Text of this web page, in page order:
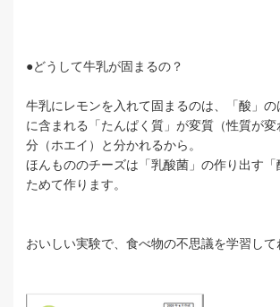
●どうして牛乳が固まるの？
牛乳にレモンを入れて固まるのは、「酸」
に含まれる「たんぱく質」が変質（性質が
分（ホエイ）と分かれるから。
ほんもののチーズは「乳酸菌」の作り出す
ためて作ります。
おいしい実験で、食べ物の不思議を学習して